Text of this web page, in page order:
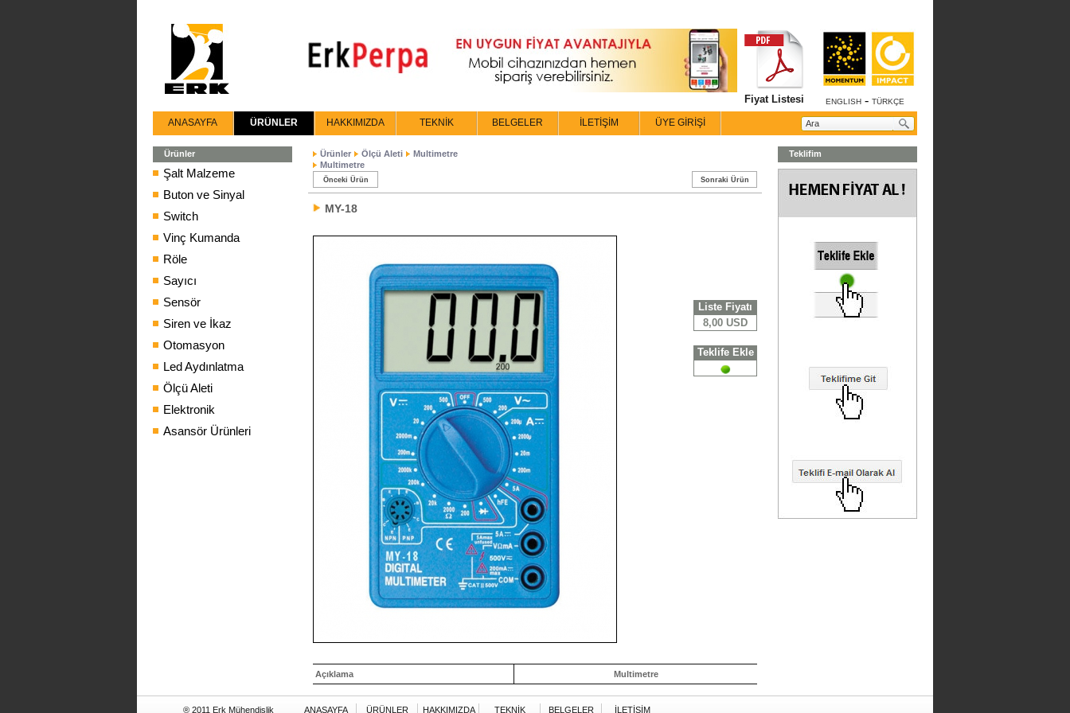
ENGLISH - TÜRKÇE
Fiyat Listesi
ANASAYFA ÜRÜNLER HAKKIMIZDA TEKNİK BELGELER İLETİŞİM ÜYE GİRİŞİ
Ürünler
Şalt Malzeme
Buton ve Sinyal
Switch
Vinç Kumanda
Röle
Sayıcı
Sensör
Siren ve İkaz
Otomasyon
Led Aydınlatma
Ölçü Aleti
Elektronik
Asansör Ürünleri
Ürünler Ölçü Aleti
Multimetre
Multimetre
Önceki Ürün Sonraki Ürün
MY-18
Liste Fiyatı
8,00 USD
Teklife Ekle
Açıklama Multimetre
Teklifim
İLETİŞİM
BELGELER
TEKNİK
HAKKIMIZDA
ÜRÜNLER
ANASAYFA
® 2011 Erk Mühendislik